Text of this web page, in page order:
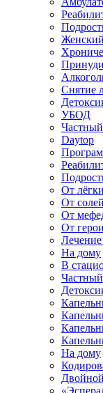
Снятие
УБОД
Daytop
От
От солей
От
От
На дому
В
На дому